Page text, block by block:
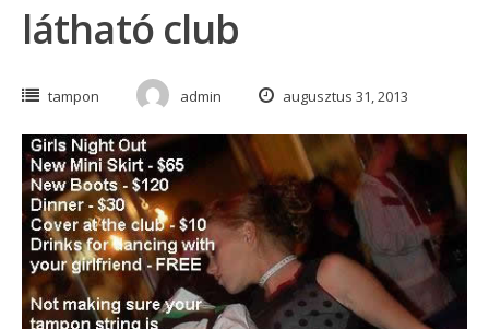
látható club
tampon admin augusztus 31, 2013